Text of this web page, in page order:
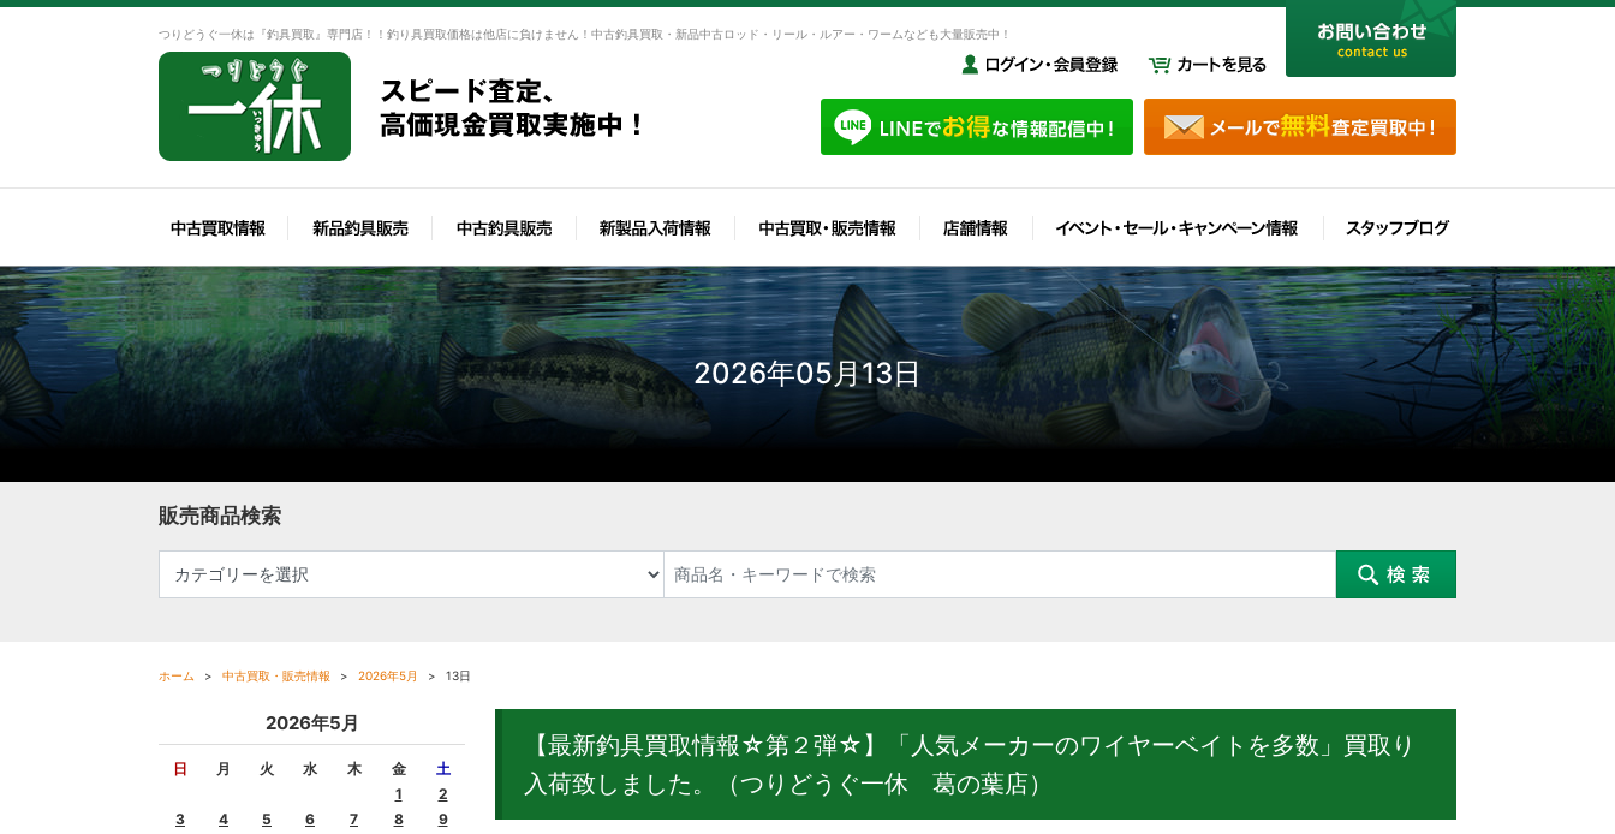
つりどうぐ一休は『釣具買取』専門店！！釣り具買取価格は他店に負けません！中古釣具買取・新品中古ロッド・リール・ルアー・ワームなども大量販売中！
2026年05月13日
販売商品検索
ホーム 中古買取・販売情報 2026年5月 13日
【最新釣具買取情報☆第２弾☆】「人気メーカーのワイヤーベイトを多数」買取り
入荷致しました。（つりどうぐ一休 葛の葉店）
2026年5月
日 月 火 水 木 金 土
1
2
3
4 5 6 7 8
9